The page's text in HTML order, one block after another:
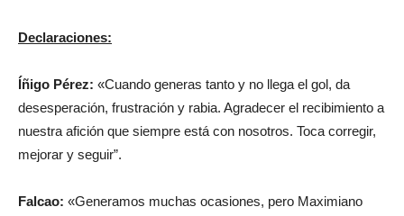
Declaraciones:
Íñigo Pérez: «Cuando generas tanto y no llega el gol, da
desesperación, frustración y rabia. Agradecer el recibimiento a
nuestra afición que siempre está con nosotros. Toca corregir,
mejorar y seguir”.
Falcao: «Generamos muchas ocasiones, pero Maximiano